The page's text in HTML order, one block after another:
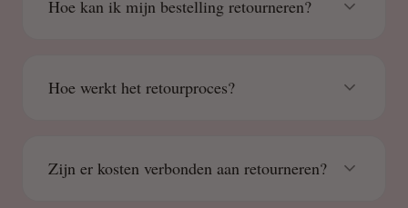
Hoe kan ik mijn bestelling retourneren?
Hoe werkt het retourproces?
Zijn er kosten verbonden aan retourneren?